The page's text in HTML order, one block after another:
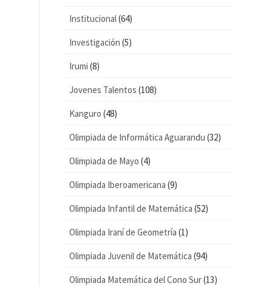
Institucional(64)
Investigación (5)
Irumi (8)
Jovenes Talentos (108)
Kanguro (48)
Olimpiada de Informática Aguarandu (32)
Olimpiada de Mayo (4)
Olimpiada Iberoamericana (9)
Olimpiada Infantil de Matemática (52)
Olimpiada Iraní de Geometría (1)
Olimpiada Juvenil de Matemática (94)
Olimpiada Matemática del Cono Sur(13)